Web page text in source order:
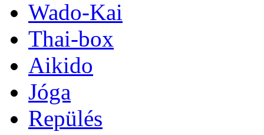
Wado-Kai
Thai-box
Aikido
Jóga
Repülés